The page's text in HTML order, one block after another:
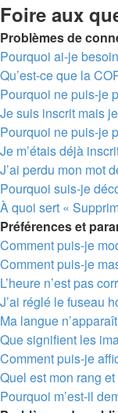
Foire aux
Problèmes de
Pourquoi ai-je
Qu’est-ce que la
Pourquoi ne puis-je
Je suis inscrit mais
Pourquoi ne puis-je
Je m’étais déjà
J’ai perdu mon mot
Pourquoi suis-je
À quoi sert «
Préférences et
Comment puis-je
Comment puis-je
L’heure n’est pas
J’ai réglé le fuseau
Ma langue
Que signifient les
Comment puis-je
Quel est mon rang
Pourquoi m’est-il